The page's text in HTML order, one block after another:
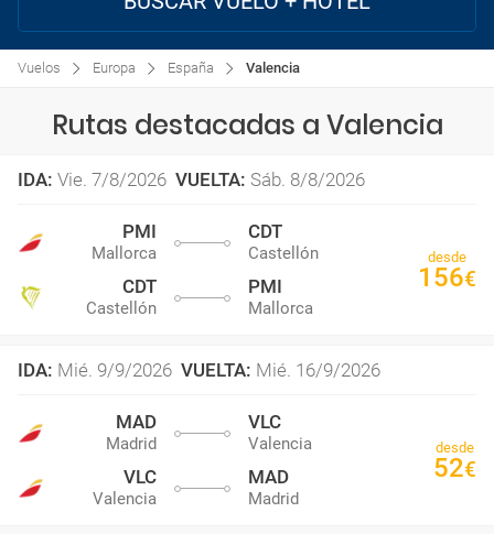
Vuelos Europa España Valencia
Rutas destacadas a Valencia
IDA: Vie. 7/8/2026 VUELTA: Sáb. 8/8/2026
PMI
Mallorca
CDT
Castellón
CDT
Castellón
PMI
Mallorca
desde
156€
IDA: Mié. 9/9/2026 VUELTA: Mié. 16/9/2026
MAD
Madrid
VLC
Valencia
VLC
Valencia
MAD
Madrid
desde
52€